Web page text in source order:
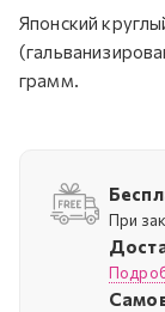
Японский
грамм.
При